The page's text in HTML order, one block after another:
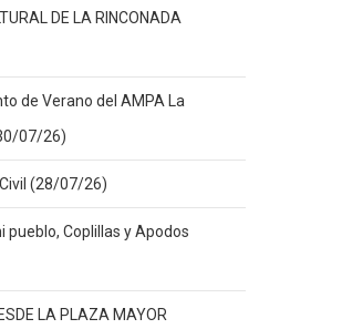
DE LA RINCONADA
de Verano del AMPA La
07/26)
(28/07/26)
pueblo, Coplillas y Apodos
LA PLAZA MAYOR